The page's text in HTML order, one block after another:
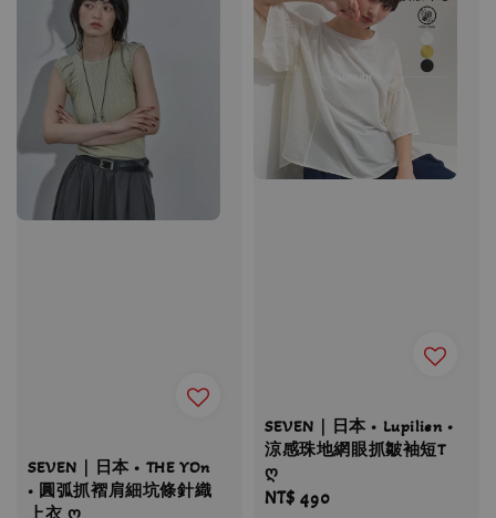
SEVEN｜日本 • THE YOn
• 圓弧抓褶肩細坑條針織
上衣 ღ
SEVEN｜日本 • Lupilien •
涼感珠地網眼抓皺袖短T
ღ
Regular
NT$ 490